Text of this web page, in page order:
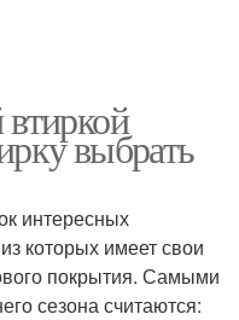
выбрать
интересных
которых имеет свои
покрытия. Самыми
сезона считаются: